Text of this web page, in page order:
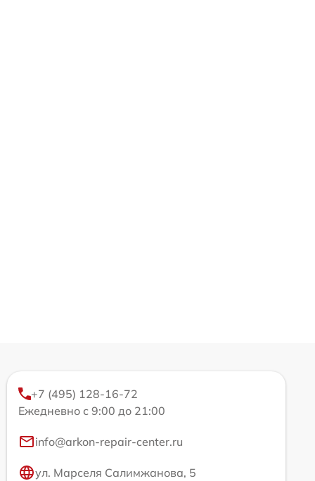
+7 (495) 128-16-72
Ежедневно с 9:00 до 21:00
info@arkon-repair-center.ru
ул. Марселя Салимжанова, 5